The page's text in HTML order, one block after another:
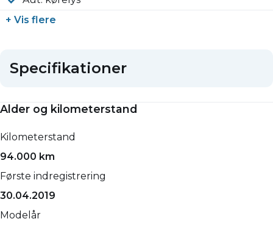
+ Vis flere
Specifikationer
Alder og kilometerstand
Kilometerstand
94.000 km
Første indregistrering
30.04.2019
Modelår